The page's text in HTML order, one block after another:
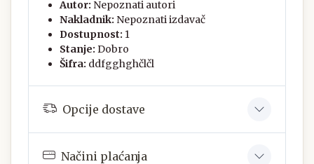
Autor: Nepoznati autori
Nakladnik: Nepoznati izdavač
Dostupnost: 1
Stanje: Dobro
Šifra: ddfgghghčlčl
Opcije dostave
Načini plaćanja